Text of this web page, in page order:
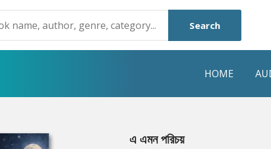
Search
HOME
এ এমন পরিচয়